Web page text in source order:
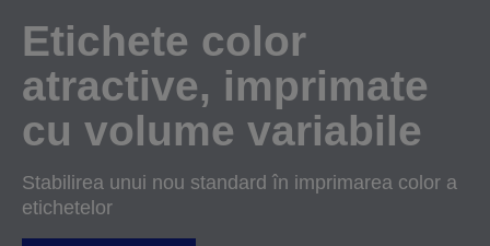
Etichete color
atractive, imprimate
cu volume variabile
Stabilirea unui nou standard în imprimarea color a
etichetelor